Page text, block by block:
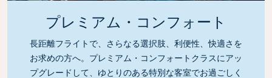
プレミアム・コンフォート
長距離フライトで、さらなる選択肢、利便性、快適さを
お求めの方へ。プレミアム・コンフォートクラスにアッ
プグレードして、ゆとりのある特別な客室でお過ごしく